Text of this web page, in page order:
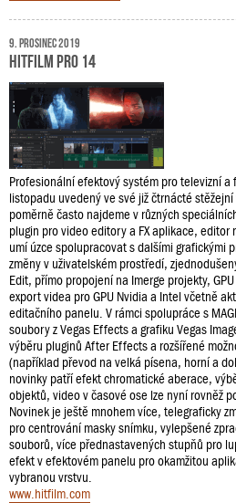
9. prosinec 2019
HitFilm Pro 14
Profesionální efektový systém pro televizní
listopadu uvedený ve své již čtrnácté
poměrně často najdeme v různých
plugin pro video editory a FX aplikace, editor
umí úzce spolupracovat s dalšími grafickými
změny v uživatelském prostředí,
Edit, přímo propojení na Imerge projekty,
export videa pro GPU Nvidia a Intel včetně
editačního panelu. V rámci spolupráce s
soubory z Vegas Effects a grafiku Vegas
výběru pluginů After Effects a rozšířené
(například převod na velká písena, horní a
novinky patří efekt chromatické aberace,
objektů, video v časové ose lze nyní rovněž
Novinek je ještě mnohem více, telegraficky
pro centrování masky snímku, vylepšené
souborů, více přednastavených stupňů pro
efekt v efektovém panelu pro okamžitou
vybranou vrstvu.
www.hitfilm.com